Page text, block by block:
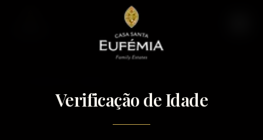
Verificação de Idade